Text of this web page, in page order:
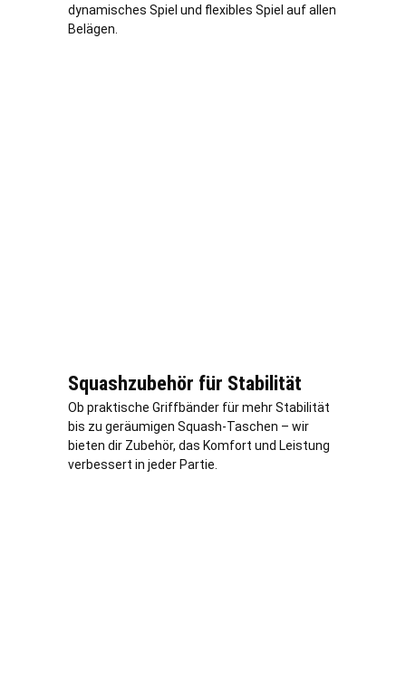
dynamisches Spiel und flexibles Spiel auf allen
Belägen.
Squashzubehör für Stabilität
Ob praktische Griffbänder für mehr Stabilität
bis zu geräumigen Squash-Taschen – wir
bieten dir Zubehör, das Komfort und Leistung
verbessert in jeder Partie.